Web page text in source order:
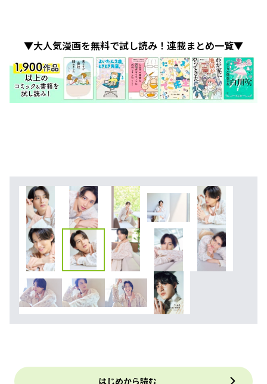
▼大人気漫画を無料で試し読み！連載まとめ一覧▼
はじめから読む